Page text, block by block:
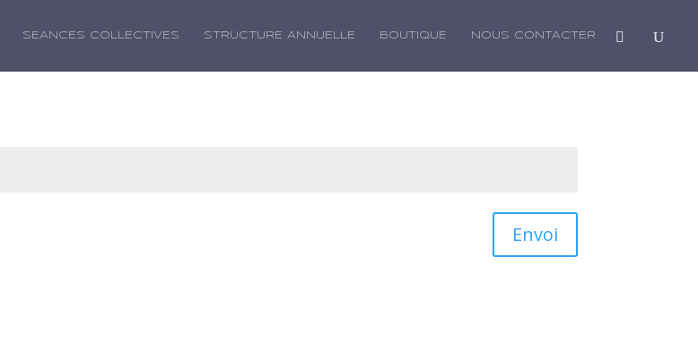
SEANCES COLLECTIVES STRUCTURE ANNUELLE BOUTIQUE NOUS CONTACTER
Envoi